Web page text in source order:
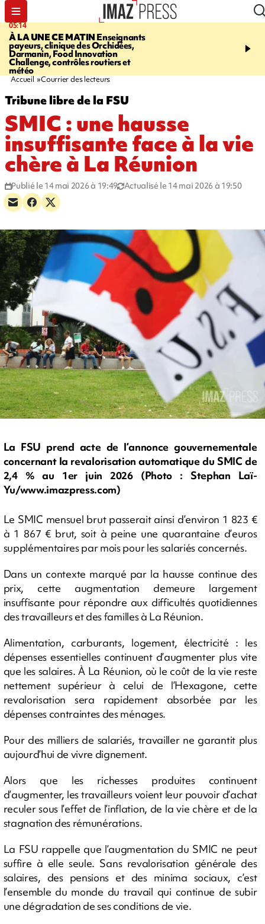
05:14
À LA UNE CE MATIN Enseignants
payeurs, clinique des Orchidées,
Darmanin, Food Innovation
Challenge, contrôles routiers et
météo
07:08
Orchidées pourrait
conséquences pour les
Accueil Courrier des lecteurs
Tribune libre de la FSU
SMIC : une hausse
insuffisante face à la vie
chère à La Réunion
Publié le 14 mai 2026 à 19:49 Actualisé le 14 mai 2026 à 19:50
La FSU prend acte de l’annonce gouvernementale
concernant la revalorisation automatique du SMIC de
2,4 % au 1er juin 2026 (Photo : Stephan Laï-
Yu/www.imazpress.com)
Le SMIC mensuel brut passerait ainsi d’environ 1 823 €
à 1 867 € brut, soit à peine une quarantaine d’euros
supplémentaires par mois pour les salariés concernés.
Dans un contexte marqué par la hausse continue des
prix, cette augmentation demeure largement
insuffisante pour répondre aux difficultés quotidiennes
des travailleurs et des familles à La Réunion.
Alimentation, carburants, logement, électricité : les
dépenses essentielles continuent d’augmenter plus vite
que les salaires. À La Réunion, où le coût de la vie reste
nettement supérieur à celui de l’Hexagone, cette
revalorisation sera rapidement absorbée par les
dépenses contraintes des ménages.
Pour des milliers de salariés, travailler ne garantit plus
aujourd’hui de vivre dignement.
Alors que les richesses produites continuent
d’augmenter, les travailleurs voient leur pouvoir d’achat
reculer sous l’effet de l’inflation, de la vie chère et de la
stagnation des rémunérations.
La FSU rappelle que l’augmentation du SMIC ne peut
suffire à elle seule. Sans revalorisation générale des
salaires, des pensions et des minima sociaux, c’est
l’ensemble du monde du travail qui continue de subir
une dégradation de ses conditions de vie.